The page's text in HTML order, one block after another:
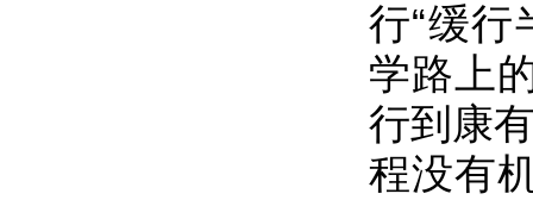
行“缓行
学路上
行到康
程没有